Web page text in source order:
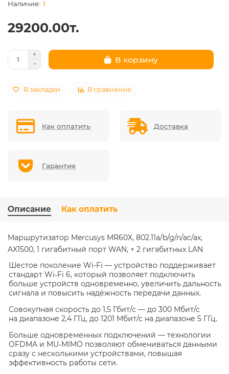
1
29200.00т.
В корзину
В закладки В сравнение
Как оплатить Доставка
Гарантия
Описание Как оплатить
Маршрутизатор Mercusys MR60X, 802.11a/b/g/n/ac/ax,
AX1500, 1 гигабитный порт WAN, + 2 гигабитных LAN
Шестое поколение Wi-Fi — устройство поддерживает
стандарт Wi‑Fi 6, который позволяет подключить
больше устройств одновременно, увеличить дальность
сигнала и повысить надёжность передачи данных.
Совокупная скорость до 1,5 Гбит/с— до 300 Мбит/с
на диапазоне 2,4 ГГц, до 1201 Мбит/с на диапазоне 5 ГГц.
Больше одновременных подключений — технологии
OFDMA и MU‑MIMO позволяют обмениваться данными
сразу с несколькими устройствами, повышая
эффективность работы сети.